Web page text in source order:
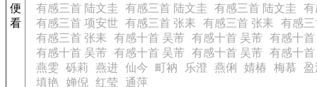
便
看
有感三首 陆文圭
有感三首 陆文圭 有感三首 陆文圭
有
有感三首 项安世 有感三首 张耒 有感三首 张耒
有感
有感三首 张耒
有感十首 吴芾 有感十首 吴芾
有感十
有感十首 吴芾
有感十首 吴芾 有感十首 吴芾
有感十
燕雯
砾莉 燕进 仙今 町衲 乐澄 燕俐 婧椿 梅慕
盈
填艳 婵倪 红莹 通萍